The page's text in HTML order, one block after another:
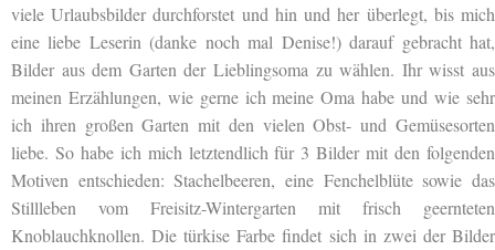
viele Urlaubsbilder durchforstet und hin und her überlegt, bis mich
eine liebe Leserin (danke noch mal Denise!) darauf gebracht hat,
Bilder aus dem Garten der Lieblingsoma zu wählen. Ihr wisst aus
meinen Erzählungen, wie gerne ich meine Oma habe und wie sehr
ich ihren großen Garten mit den vielen Obst- und Gemüsesorten
liebe. So habe ich mich letztendlich für 3 Bilder mit den folgenden
Motiven entschieden: Stachelbeeren, eine Fenchelblüte sowie das
Stillleben vom Freisitz-Wintergarten mit frisch geernteten
Knoblauchknollen. Die türkise Farbe findet sich in zwei der Bilder